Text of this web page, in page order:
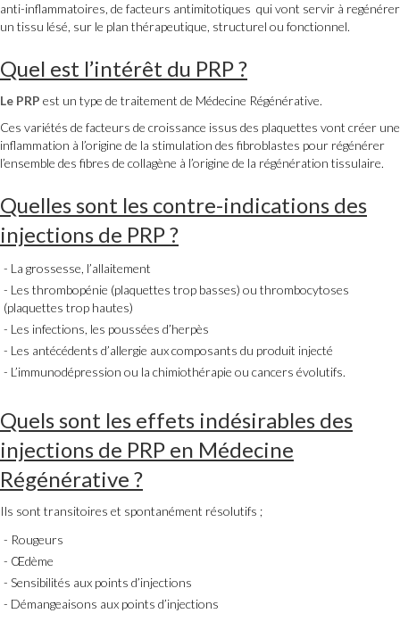
anti-inflammatoires, de facteurs antimitotiques qui vont servir à regénérer
un tissu lésé, sur le plan thérapeutique, structurel ou fonctionnel.
Quel est l’intérêt du PRP?
Le PRP est un type de traitement de Médecine Régénérative.
Ces variétés de facteurs de croissance issus des plaquettes vont créer une
inflammation à l’origine de la stimulation des fibroblastes pour régénérer
l’ensemble des fibres de collagène à l’origine de la régénération tissulaire.
Quelles sont les contre-indications des
injections de PRP?
La grossesse, l’allaitement
Les thrombopénie (plaquettes trop basses) ou thrombocytoses
(plaquettes trop hautes)
Les infections, les poussées d’herpès
Les antécédents d’allergie aux composants du produit injecté
L’immunodépression ou la chimiothérapie ou cancers évolutifs.
Quels sont les effets indésirables des
injections de PRP en Médecine
Régénérative ?
Ils sont transitoires et spontanément résolutifs ;
Rougeurs
Œdème
Sensibilités aux points d’injections
Démangeaisons aux points d’injections